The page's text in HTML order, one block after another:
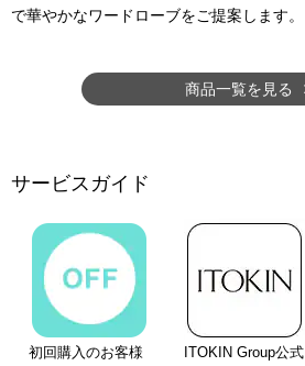
で華やかなワードローブをご提案します。
商品一覧を見る
サービスガイド
初回購入のお客様
ITOKIN Group公式